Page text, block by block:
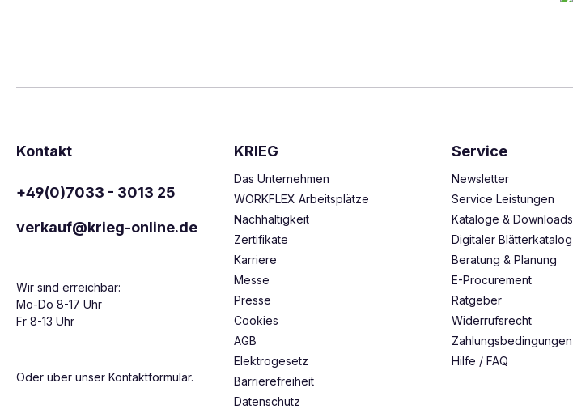
Kontakt
+49(0)7033 - 3013 25
verkauf@krieg-online.de
Wir sind erreichbar:
Mo-Do 8-17 Uhr
Fr 8-13 Uhr
Oder über unser Kontaktformular.
KRIEG
Das Unternehmen
WORKFLEX Arbeitsplätze
Nachhaltigkeit
Zertifikate
Karriere
Messe
Presse
Cookies
AGB
Elektrogesetz
Barrierefreiheit
Datenschutz
Service
Newsletter
Service Leistungen
Kataloge & Downloads
Digitaler Blätterkatalog
Beratung & Planung
E-Procurement
Ratgeber
Widerrufsrecht
Zahlungsbedingungen
Hilfe / FAQ